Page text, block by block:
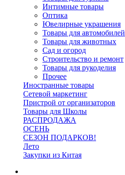
Интимные товары
Оптика
Ювелирные украшения
Товары для автомобилей
Товары для животных
Сад и огород
Строительство и ремонт
Товары для рукоделия
Прочее
Иностранные товары
Сетевой маркетинг
Пристрой от организаторов
Товары для Школы
РАСПРОДАЖА
ОСЕНЬ
СЕЗОН ПОДАРКОВ!
Лето
Закупки из Китая